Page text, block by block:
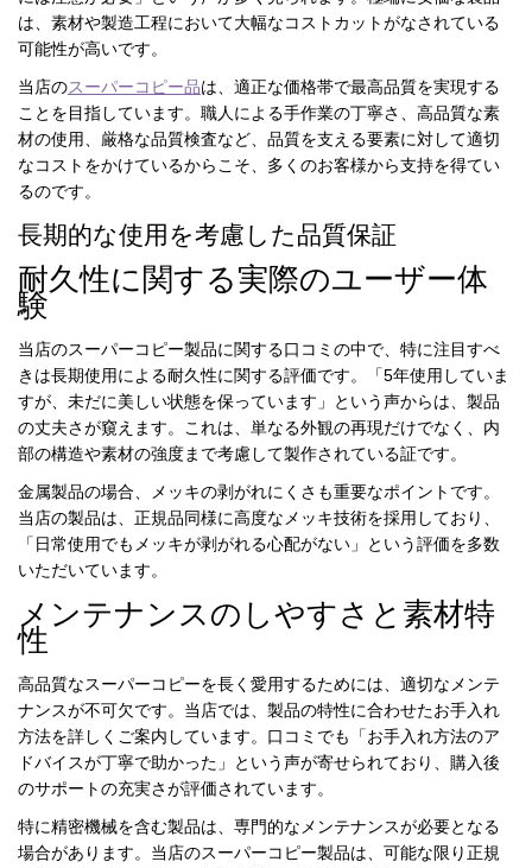
は、素材や製造工程において大幅なコストカットがなされている
可能性が高いです。
当店のスーパーコピー品は、適正な価格帯で最高品質を実現する
ことを目指しています。職人による手作業の丁寧さ、高品質な素
材の使用、厳格な品質検査など、品質を支える要素に対して適切
なコストをかけているからこそ、多くのお客様から支持を得てい
るのです。
長期的な使用を考慮した品質保証
耐久性に関する実際のユーザー体
験
当店のスーパーコピー製品に関する口コミの中で、特に注目すべ
きは長期使用による耐久性に関する評価です。「5年使用していま
すが、未だに美しい状態を保っています」という声からは、製品
の丈夫さが窺えます。これは、単なる外観の再現だけでなく、内
部の構造や素材の強度まで考慮して製作されている証です。
金属製品の場合、メッキの剥がれにくさも重要なポイントです。
当店の製品は、正規品同様に高度なメッキ技術を採用しており、
「日常使用でもメッキが剥がれる心配がない」という評価を多数
いただいています。
メンテナンスのしやすさと素材特
性
高品質なスーパーコピーを長く愛用するためには、適切なメンテ
ナンスが不可欠です。当店では、製品の特性に合わせたお手入れ
方法を詳しくご案内しています。口コミでも「お手入れ方法のア
ドバイスが丁寧で助かった」という声が寄せられており、購入後
のサポートの充実さが評価されています。
特に精密機械を含む製品は、専門的なメンテナンスが必要となる
場合があります。当店のスーパーコピー製品は、可能な限り正規